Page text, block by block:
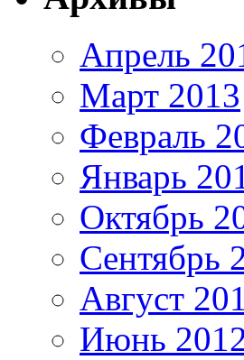
Апрель
Март 2013
Февраль
Январь
Октябрь
Сентябрь
Август
Июнь